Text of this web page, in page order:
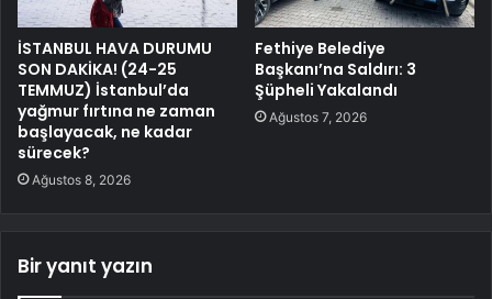
İSTANBUL HAVA DURUMU
SON DAKİKA! (24-25
TEMMUZ) İstanbul’da
yağmur fırtına ne zaman
başlayacak, ne kadar
sürecek?
Ağustos 8, 2026
Fethiye Belediye
Başkanı’na Saldırı: 3
Şüpheli Yakalandı
Ağustos 7, 2026
Bir yanıt yazın